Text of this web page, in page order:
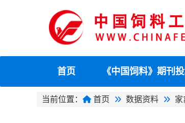
首页 《中国饲料》期刊
当前位置： 首页 数据资料 家